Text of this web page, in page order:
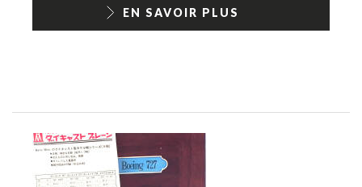
1/18ème moderneEN SAVOIR PLUS